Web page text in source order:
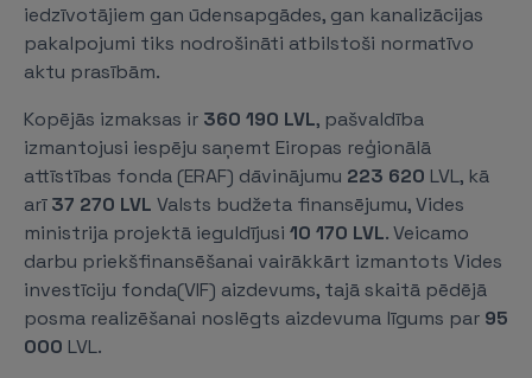
iedzīvotājiem gan ūdensapgādes, gan kanalizācijas
pakalpojumi tiks nodrošināti atbilstoši normatīvo
aktu prasībām.
Kopējās izmaksas ir 360 190 LVL, pašvaldība
izmantojusi iespēju saņemt Eiropas reģionālā
attīstības fonda (ERAF) dāvinājumu 223 620 LVL, kā
arī37 270 LVL Valsts budžeta finansējumu, Vides
ministrija projektā ieguldījusi 10 170 LVL. Veicamo
darbu priekšfinansēšanai vairākkārt izmantots Vides
investīciju fonda(VIF) aizdevums, tajā skaitā pēdējā
posma realizēšanai noslēgts aizdevuma līgums par 95
000 LVL.